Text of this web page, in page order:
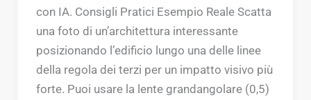
con IA. Consigli Pratici Esempio Reale Scatta
una foto di un’architettura interessante
posizionando l’edificio lungo una delle linee
della regola dei terzi per un impatto visivo più
forte. Puoi usare la lente grandangolare (0,5)